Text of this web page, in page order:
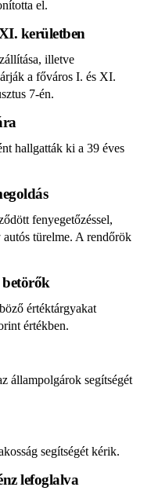
el.
kerületben
illetve
a főváros I. és XI.
7-én.
hallgatták ki a 39 éves
fenyegetőzéssel,
türelme. A rendőrök
értéktárgyakat
értékben.
állampolgárok segítségét
segítségét kérik.
lefoglalva